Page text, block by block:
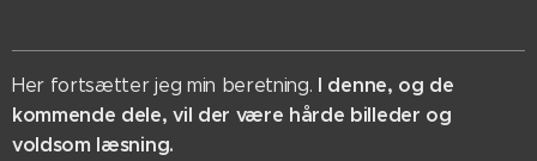
Her fortsætter jeg min beretning. I denne, og de
kommende dele, vil der være hårde billeder og
voldsom læsning.